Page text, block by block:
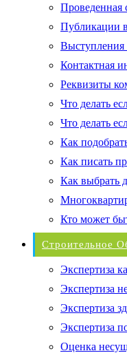
Проведенная
Публикации
Выступления
Контактная
Реквизиты
Что делать
Что делать
Как
Как писать
Как выбрать
Кто может
Строительное
Экспертиза
Экспертиза
Экспертиза
Экспертиза
Оценка